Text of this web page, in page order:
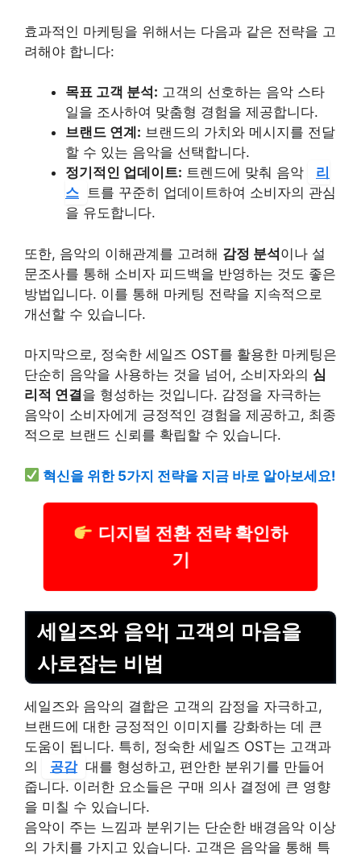
효과적인 마케팅을 위해서는 다음과 같은 전략을 고
려해야 합니다:
목표 고객 분석: 고객의 선호하는 음악 스타
일을 조사하여 맞춤형 경험을 제공합니다.
브랜드 연계: 브랜드의 가치와 메시지를 전달
할 수 있는 음악을 선택합니다.
정기적인 업데이트: 트렌드에 맞춰 음악
리
스 트를 꾸준히 업데이트하여 소비자의 관심
을 유도합니다.
또한, 음악의 이해관계를 고려해 감정 분석이나 설
문조사를 통해 소비자 피드백을 반영하는 것도 좋은
방법입니다. 이를 통해 마케팅 전략을 지속적으로
개선할 수 있습니다.
마지막으로, 정숙한 세일즈 OST를 활용한 마케팅은
단순히 음악을 사용하는 것을 넘어, 소비자와의 심
리적 연결을 형성하는 것입니다. 감정을 자극하는
음악이 소비자에게 긍정적인 경험을 제공하고, 최종
적으로 브랜드 신뢰를 확립할 수 있습니다.
혁신을 위한 5가지 전략을 지금 바로 알아보세요!
디지털 전환 전략 확인하
기
세일즈와 음악| 고객의 마음을
사로잡는 비법
세일즈와 음악의 결합은 고객의 감정을 자극하고,
브랜드에 대한 긍정적인 이미지를 강화하는 데 큰
도움이 됩니다. 특히, 정숙한 세일즈 OST는 고객과
의
공감 대를 형성하고, 편안한 분위기를 만들어
줍니다. 이러한 요소들은 구매 의사 결정에 큰 영향
을 미칠 수 있습니다.
음악이 주는 느낌과 분위기는 단순한 배경음악 이상
의 가치를 가지고 있습니다. 고객은 음악을 통해 특